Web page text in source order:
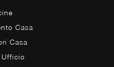
Casa
Casa
Ufficio